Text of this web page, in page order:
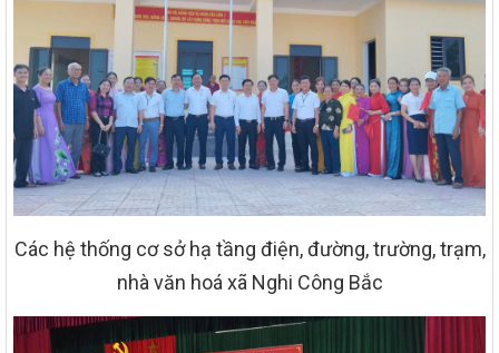
Các hệ thống cơ sở hạ tầng điện, đường, trường, trạm,
nhà văn hoá xã Nghi Công Bắc